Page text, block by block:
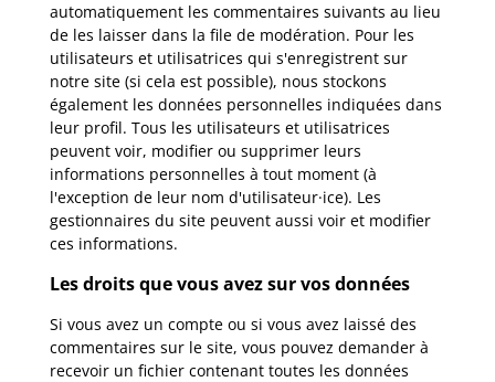
automatiquement les commentaires suivants au lieu
de les laisser dans la file de modération. Pour les
utilisateurs et utilisatrices qui s'enregistrent sur
notre site (si cela est possible), nous stockons
également les données personnelles indiquées dans
leur profil. Tous les utilisateurs et utilisatrices
peuvent voir, modifier ou supprimer leurs
informations personnelles à tout moment (à
l'exception de leur nom d'utilisateur·ice). Les
gestionnaires du site peuvent aussi voir et modifier
ces informations.
Les droits que vous avez sur vos données
Si vous avez un compte ou si vous avez laissé des
commentaires sur le site, vous pouvez demander à
recevoir un fichier contenant toutes les données